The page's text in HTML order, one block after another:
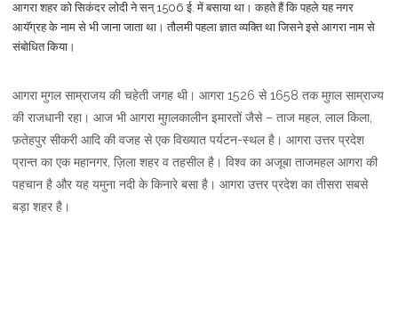
आगरा शहर को सिकंदर लोदी ने सन् 1506 ई. में बसाया था। कहते हैं कि पहले यह नगर
आयॅग्रह के नाम से भी जाना जाता था। तौलमी पहला ज्ञात व्यक्ति था जिसने इसे आगरा नाम से
संबोधित किया।
आगरा मुगल साम्राजय की चहेती जगह थी। आगरा 1526 से 1658 तक मुग़ल साम्राज्य
की राजधानी रहा। आज भी आगरा मुग़लकालीन इमारतों जैसे – ताज महल, लाल किला,
फ़तेहपुर सीकरी आदि की वजह से एक विख्यात पर्यटन-स्थल है। आगरा उत्तर प्रदेश
प्रान्त का एक महानगर, ज़िला शहर व तहसील है। विश्व का अजूबा ताजमहल आगरा की
पहचान है और यह यमुना नदी के किनारे बसा है। आगरा उत्तर प्रदेश का तीसरा सबसे
बड़ा शहर है।